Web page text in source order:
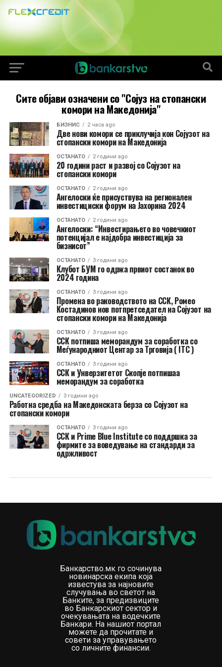
Сите објави означени со "Сојуз на стопански
комори на Македонија"
БИЗНИС 2 часа ago
Две нови комори се приклучија кон Сојузот на
стопански комори на Македонија
ОСТАНАТО 2 години ago
20 години раст и развој со Сојузот на
стопански комори
ОСТАНАТО 2 години ago
Ангелоски ќе присуствува на регионален
инвестициски форум на Јахорина 2024
ОСТАНАТО 2 години ago
Ангелоски: “Инвестирањето во човечкиот
потенцијал е најдобра инвестиција за
бизнисот”
ОСТАНАТО 3 години ago
Клубот БУМ го одржа првиот состанок во
2024 година
ОСТАНАТО 3 години ago
Промена во раководството на ССК, Ромео
Костадинов нов потпретседател на Сојузот на
стопански комори на Македонија
ОСТАНАТО 3 години ago
ССК потпиша меморандум за соработка со
Meѓународниот Центар за Трговија ( ITC )
ОСТАНАТО 3 години ago
ССК и Унверзитетот Скопје потпишаа
меморандум за соработка
UNCATEGORIZED 3 години ago
Работна средба на Македонската берза со Сојузот на
стопански комори
ОСТАНАТО 3 години ago
ССК и Prime Blue Institute со поддршка за
фирмите за воведување на стандарди за
одржливост
Банкарство.мк го сочинува
новинарска екипа која
известува за најновите
случувања во светот на
Банките, за предизвиците
во Банкарскиот сектор и
очекувањата на водечките
Банкари. На нашиот портал
можете да прочитате и
совети за управувањето
со личните финансии.